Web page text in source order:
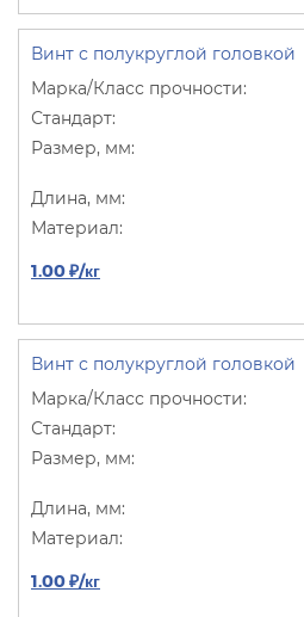
Винт с полукруглой головкой
1.00 ₽/кг
Винт с полукруглой головкой
1.00 ₽/кг